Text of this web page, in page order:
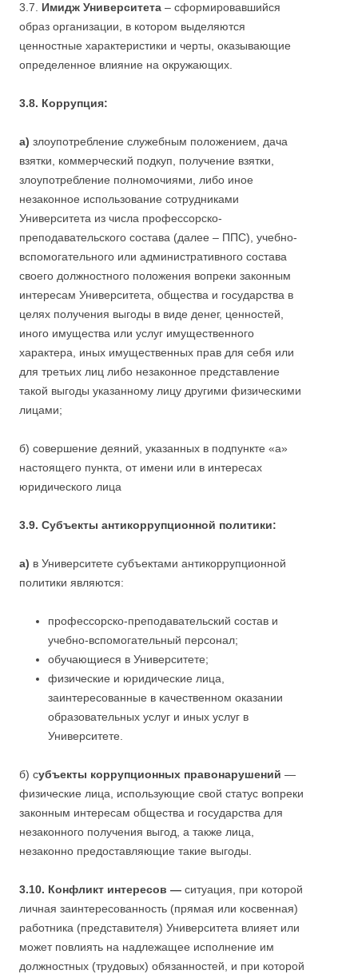
3.7. Имидж Университета – сформировавшийся
образ организации, в котором выделяются
ценностные характеристики и черты, оказывающие
определенное влияние на окружающих.
3.8. Коррупция:
а) злоупотребление служебным положением, дача
взятки, коммерческий подкуп, получение взятки,
злоупотребление полномочиями, либо иное
незаконное использование сотрудниками
Университета из числа профессорско-
преподавательского состава (далее – ППС), учебно-
вспомогательного или административного состава
своего должностного положения вопреки законным
интересам Университета, общества и государства в
целях получения выгоды в виде денег, ценностей,
иного имущества или услуг имущественного
характера, иных имущественных прав для себя или
для третьих лиц либо незаконное представление
такой выгоды указанному лицу другими физическими
лицами;
б) совершение деяний, указанных в подпункте «а»
настоящего пункта, от имени или в интересах
юридического лица
3.9. Субъекты антикоррупционной политики:
а) в Университете субъектами антикоррупционной
политики являются:
профессорско-преподавательский состав и
учебно-вспомогательный персонал;
обучающиеся в Университете;
физические и юридические лица,
заинтересованные в качественном оказании
образовательных услуг и иных услуг в
Университете.
б) субъекты коррупционных правонарушений —
физические лица, использующие свой статус вопреки
законным интересам общества и государства для
незаконного получения выгод, а также лица,
незаконно предоставляющие такие выгоды.
3.10. Конфликт интересов — ситуация, при которой
личная заинтересованность (прямая или косвенная)
работника (представителя) Университета влияет или
может повлиять на надлежащее исполнение им
должностных (трудовых) обязанностей, и при которой